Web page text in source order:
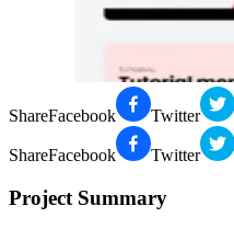
ShareFacebook Twitter
ShareFacebook Twitter
Project Summary